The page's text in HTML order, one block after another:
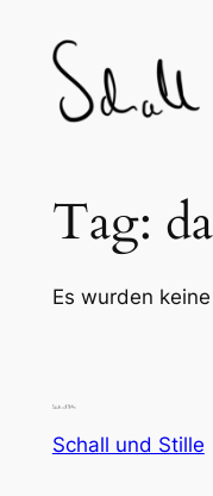
content
Tag:
Es wurden
Schall und Stille